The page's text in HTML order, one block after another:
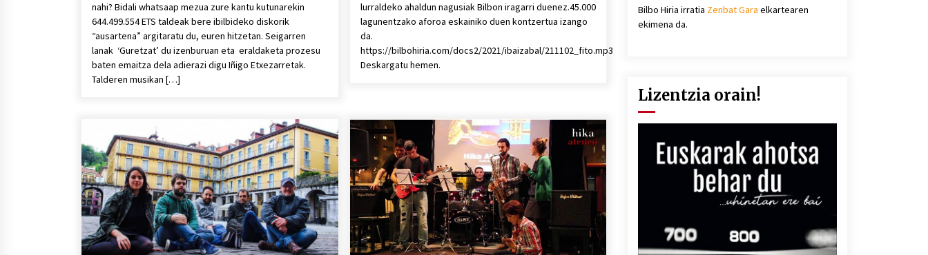
nahi? Bidali whatsaap mezua zure kantu kutunarekin
644.499.554 ETS taldeak bere ibilbideko diskorik
“ausartena” argitaratu du, euren hitzetan. Seigarren
lanak ‘Guretzat’ du izenburuan eta eraldaketa prozesu
baten emaitza dela adierazi digu Iñigo Etxezarretak.
Talderen musikan […]
lurraldeko ahaldun nagusiak Bilbon iragarri duenez.45.000
lagunentzako aforoa eskainiko duen kontzertua izango
da.
https://bilbohiria.com/docs2/2021/ibaizabal/211102_fito.mp3
Deskargatu hemen.
Bilbo Hiria irratia Zenbat Gara elkartearen
ekimena da.
Lizentzia orain!